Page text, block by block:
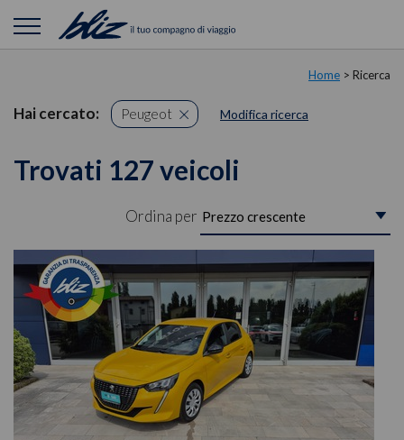
Home > Ricerca
Hai cercato: Peugeot Modifica ricerca
Trovati 127 veicoli
Ordina per